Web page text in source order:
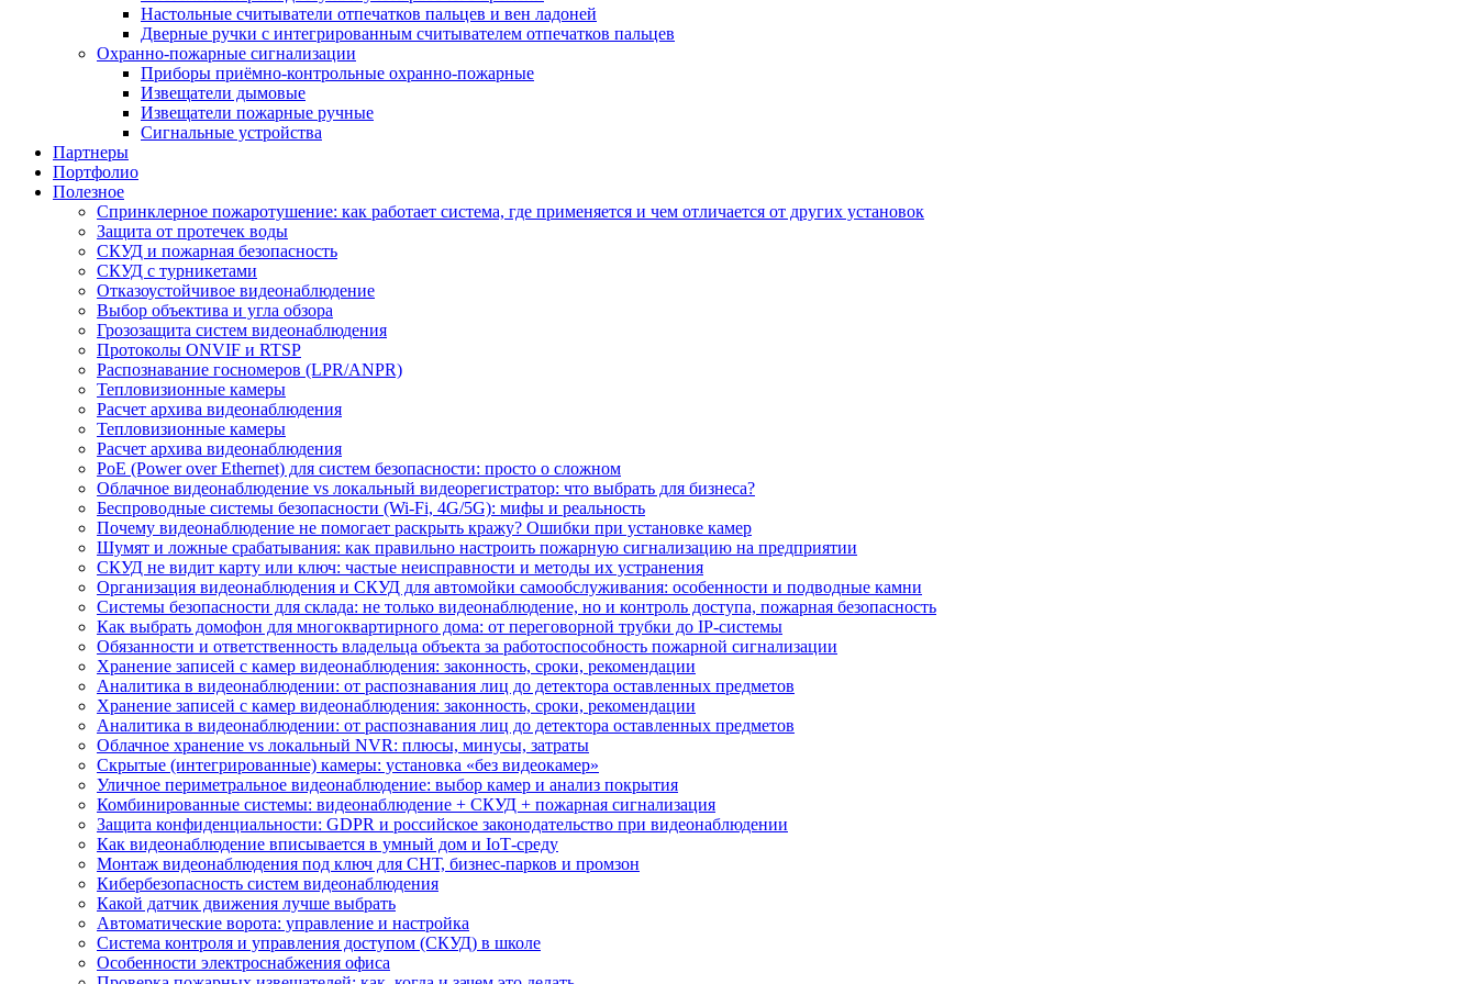
Настольные считыватели отпечатков пальцев и вен ладоней
Дверные ручки с интегрированным считывателем отпечатков пальцев
Охранно-пожарные сигнализации
Приборы приёмно-контрольные охранно-пожарные
Извещатели дымовые
Извещатели пожарные ручные
Сигнальные устройства
Партнеры
Портфолио
Полезное
Спринклерное пожаротушение: как работает система, где применяется и чем отличается от других установок
Защита от протечек воды
СКУД и пожарная безопасность
СКУД с турникетами
Отказоустойчивое видеонаблюдение
Выбор объектива и угла обзора
Грозозащита систем видеонаблюдения
Протоколы ONVIF и RTSP
Распознавание госномеров (LPR/ANPR)
Тепловизионные камеры
Расчет архива видеонаблюдения
Тепловизионные камеры
Расчет архива видеонаблюдения
PoE (Power over Ethernet) для систем безопасности: просто о сложном
Облачное видеонаблюдение vs локальный видеорегистратор: что выбрать для бизнеса?
Беспроводные системы безопасности (Wi-Fi, 4G/5G): мифы и реальность
Почему видеонаблюдение не помогает раскрыть кражу? Ошибки при установке камер
Шумят и ложные срабатывания: как правильно настроить пожарную сигнализацию на предприятии
СКУД не видит карту или ключ: частые неисправности и методы их устранения
Организация видеонаблюдения и СКУД для автомойки самообслуживания: особенности и подводные камни
Системы безопасности для склада: не только видеонаблюдение, но и контроль доступа, пожарная безопасность
Как выбрать домофон для многоквартирного дома: от переговорной трубки до IP-системы
Обязанности и ответственность владельца объекта за работоспособность пожарной сигнализации
Хранение записей с камер видеонаблюдения: законность, сроки, рекомендации
Аналитика в видеонаблюдении: от распознавания лиц до детектора оставленных предметов
Хранение записей с камер видеонаблюдения: законность, сроки, рекомендации
Аналитика в видеонаблюдении: от распознавания лиц до детектора оставленных предметов
Облачное хранение vs локальный NVR: плюсы, минусы, затраты
Скрытые (интегрированные) камеры: установка «без видеокамер»
Уличное периметральное видеонаблюдение: выбор камер и анализ покрытия
Комбинированные системы: видеонаблюдение + СКУД + пожарная сигнализация
Защита конфиденциальности: GDPR и российское законодательство при видеонаблюдении
Как видеонаблюдение вписывается в умный дом и IoT‑среду
Монтаж видеонаблюдения под ключ для СНТ, бизнес‑парков и промзон
Кибербезопасность систем видеонаблюдения
Какой датчик движения лучше выбрать
Автоматические ворота: управление и настройка
Система контроля и управления доступом (СКУД) в школе
Особенности электроснабжения офиса